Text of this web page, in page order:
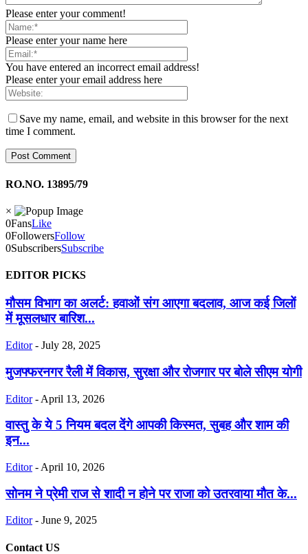
Please enter your comment!
Please enter your name here
You have entered an incorrect email address!
Please enter your email address here
Save my name, email, and website in this browser for the next
time I comment.
RO.NO. 13895/79
×
0FansLike
0FollowersFollow
0SubscribersSubscribe
EDITOR PICKS
मौसम विभाग का अलर्ट: हवाओं संग आएगा बदलाव, आज कई जिलों
में मूसलधार बारिश...
Editor - July 28, 2025
मुजफ्फरनगर रैली में विकास, सुरक्षा और रोजगार पर बोले सीएम योगी
Editor - April 13, 2026
वास्तु के ये 5 नियम बदल देंगे आपकी किस्मत, सुबह और शाम की
इन...
Editor - April 10, 2026
सोनम ने प्रेमी राज से शादी न होने पर राजा को उतरवाया मौत के...
Editor - June 9, 2025
Contact US